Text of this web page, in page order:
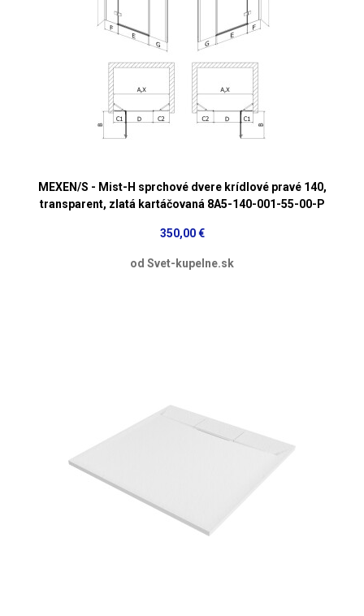
MEXEN/S - Mist-H sprchové dvere krídlové pravé 140,
transparent, zlatá kartáčovaná 8A5-140-001-55-00-P
350,00 €
od Svet-kupelne.sk